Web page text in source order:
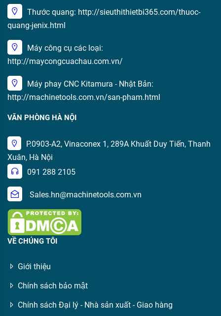
Thước quang: http://sieuthithietbi365.com/thuoc-
quang-jenix.html
Máy công cụ các loại:
http://maycongcuachau.com.vn/
Máy phay CNC Kitamura - Nhật Bản:
http://machinetools.com.vn/san-pham.html
VĂN PHÒNG HÀ NỘI
P.0903-A2, Vinaconex 1, 289A Khuất Duy Tiến, Thanh
Xuân, Hà Nội
091 288 2105
Sales.hn@machinetools.com.vn
VỀ CHÚNG TÔI
Giới thiệu
Chính sách bảo mật
Chính sách Đại lý - Nhà sản xuất - Giao hàng